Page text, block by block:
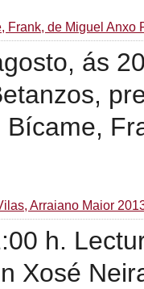
Frank, de Miguel Anxo
ás
Arraiano Maior
h.
Xosé